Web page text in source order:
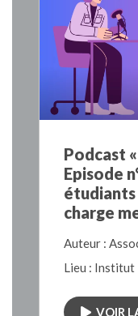
Podcast
Episode
étudiants
charge
Auteur :
Lieu : Institut
VOIR